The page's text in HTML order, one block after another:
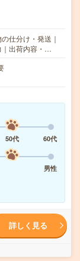
仕分け・発送｜
｜出荷内容・…
50代
60代
男性
詳しく見る